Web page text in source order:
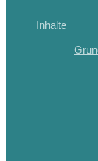
Inhalte